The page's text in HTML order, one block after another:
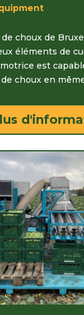
choux de
éléments de
est
choux en